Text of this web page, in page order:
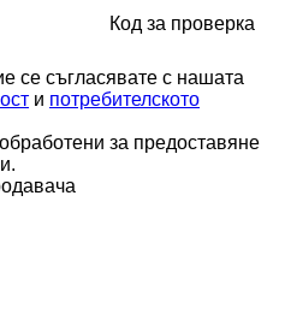
Код за проверка
се съгласявате с нашата
и потребителското
за предоставяне